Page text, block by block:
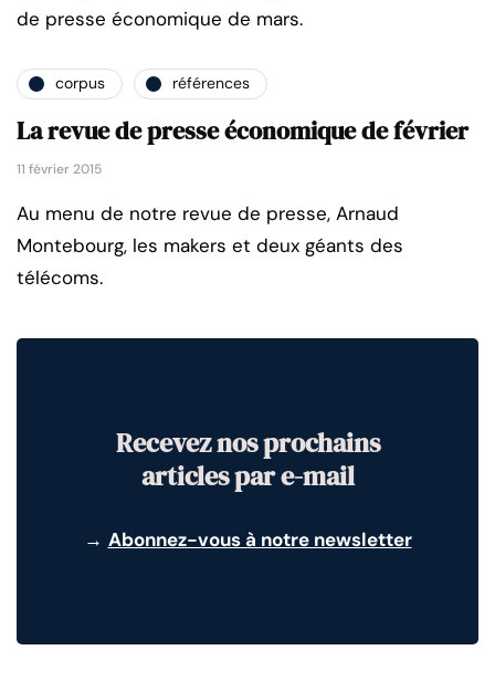
de presse économique de mars.
corpus références
La revue de presse économique de février
11 février 2015
Au menu de notre revue de presse, Arnaud
Montebourg, les makers et deux géants des
télécoms.
Recevez nos prochains
articles par e-mail
→ Abonnez-vous à notre newsletter